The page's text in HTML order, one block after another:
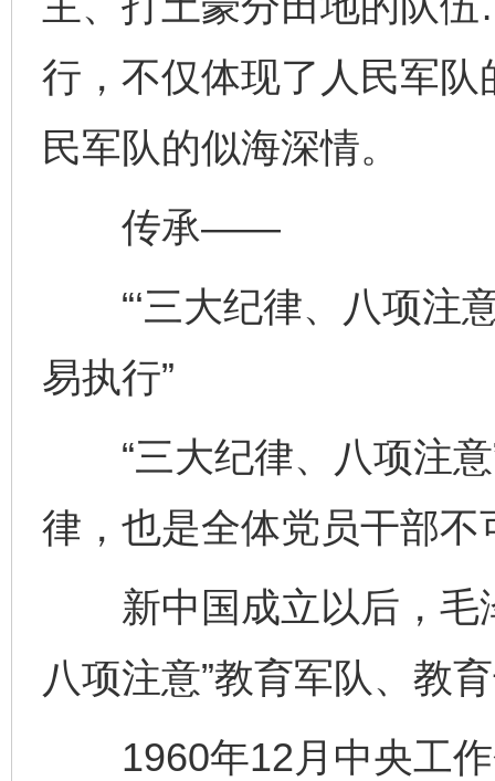
行，不仅体现了人民军
民军队的似海深情。
传承——
“‘三大纪律、八项注意
易执行”
“三大纪律、八项注意
律，也是全体党员干部不
新中国成立以后，毛
八项注意”教育军队、教
1960年12月中央工作